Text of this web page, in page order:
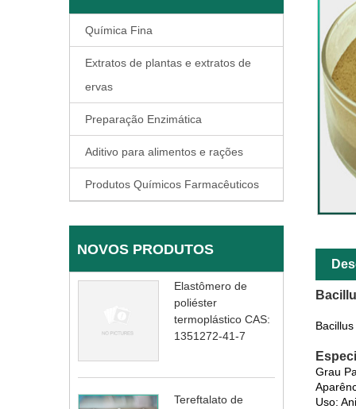
Química Fina
Extratos de plantas e extratos de
ervas
Preparação Enzimática
Aditivo para alimentos e rações
Produtos Químicos Farmacêuticos
NOVOS PRODUTOS
Elastômero de
poliéster
termoplástico CAS:
1351272-41-7
Tereftalato de
Grau
Uso: